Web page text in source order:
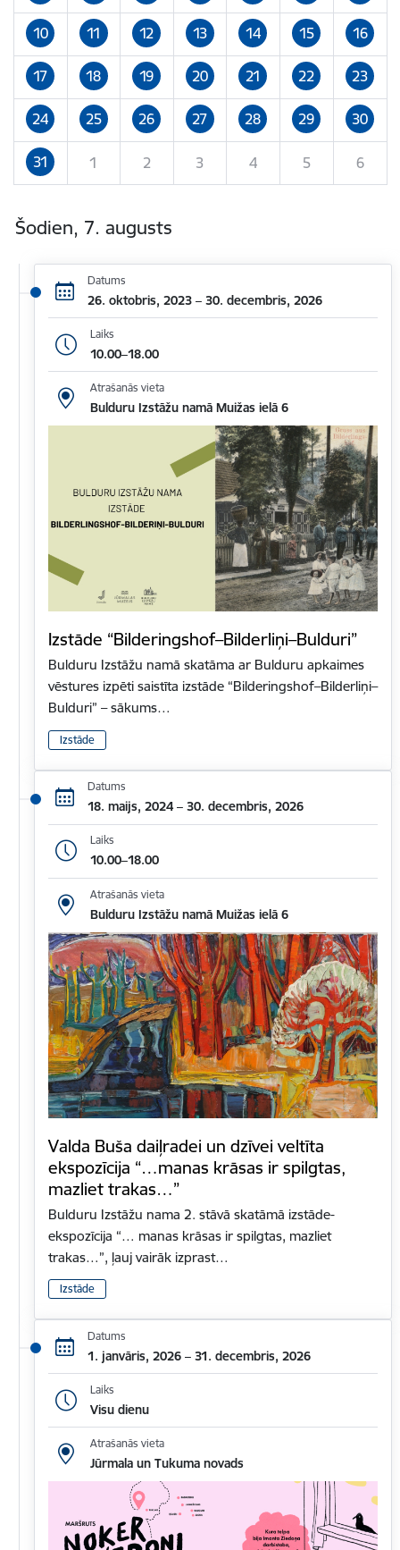
10 11 12 13 14 15 16
17 18 19 20 21 22 23
24 25 26 27 28 29 30
31 1 2 3 4 5 6
Šodien, 7. augusts
Datums
26. oktobris, 2023 – 30. decembris, 2026
Laiks
10.00–18.00
Atrašanās vieta
Bulduru Izstāžu namā Muižas ielā 6
Izstāde “Bilderingshof–Bilderliņi–Bulduri”
Bulduru Izstāžu namā skatāma ar Bulduru apkaimes
vēstures izpēti saistīta izstāde “Bilderingshof–Bilderliņi–
Bulduri” – sākums…
Izstāde
Datums
18. maijs, 2024 – 30. decembris, 2026
Laiks
10.00–18.00
Atrašanās vieta
Bulduru Izstāžu namā Muižas ielā 6
Valda Buša daiļradei un dzīvei veltīta
ekspozīcija “…manas krāsas ir spilgtas,
mazliet trakas…”
Bulduru Izstāžu nama 2. stāvā skatāmā izstāde-
ekspozīcija “… manas krāsas ir spilgtas, mazliet
trakas…”, ļauj vairāk izprast…
Izstāde
Datums
1. janvāris, 2026 – 31. decembris, 2026
Laiks
Visu dienu
Atrašanās vieta
Jūrmala un Tukuma novads